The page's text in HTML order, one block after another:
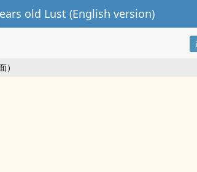
old Lust (English version)